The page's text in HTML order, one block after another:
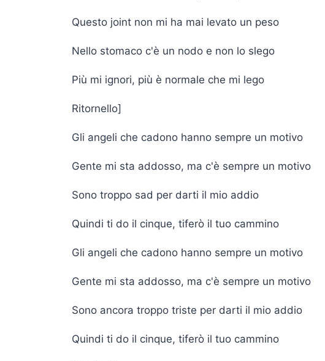
Questo joint non mi ha mai levato un peso
Nello stomaco c'è un nodo e non lo slego
Più mi ignori, più è normale che mi lego
Ritornello]
Gli angeli che cadono hanno sempre un motivo
Gente mi sta addosso, ma c'è sempre un motivo
Sono troppo sad per darti il mio addio
Quindi ti do il cinque, tiferò il tuo cammino
Gli angeli che cadono hanno sempre un motivo
Gente mi sta addosso, ma c'è sempre un motivo
Sono ancora troppo triste per darti il mio addio
Quindi ti do il cinque, tiferò il tuo cammino